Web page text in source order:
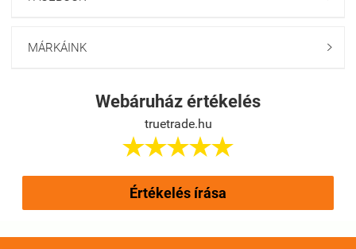
MÁRKÁINK 
Webáruház értékelés
truetrade.hu

Értékelés írása